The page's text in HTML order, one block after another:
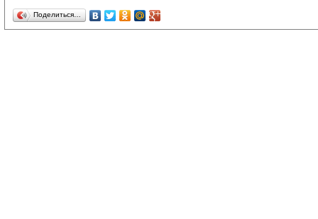
Поделиться…